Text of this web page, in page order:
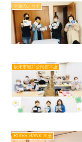
幸座のようす
坂東市岩井公民館幸座
RIVER BANK 幸座